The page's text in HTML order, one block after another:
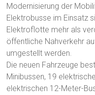
Modernisierung der
Elektrobusse im Einsatz
Elektroflotte mehr als
öffentliche Nahverkehr
umgestellt werden.
Die neuen Fahrzeuge
Minibussen, 19
elektrischen 12-Meter-